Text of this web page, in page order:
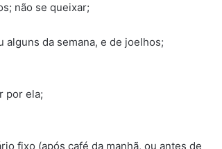
não se queixar;
alguns da semana, e de joelhos;
por ela;
fixo (após café da manhã, ou antes de